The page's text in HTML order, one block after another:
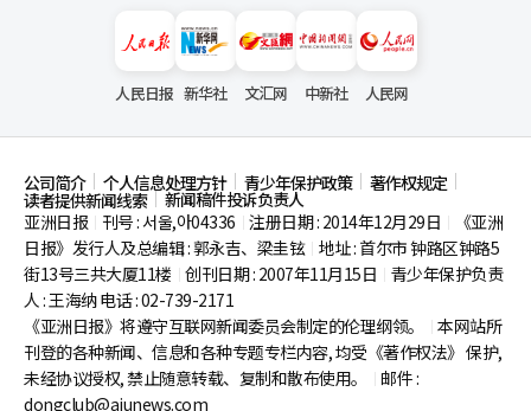
人民日报 新华社 文汇网 中新社 人民网
公司简介 个人信息处理方针 青少年保护政策 著作权规定
读者提供新闻线索
新闻稿件投诉负责人
亚洲日报
刊号 : 서울,아04336 注册日期 : 2014年12月29日
《亚洲
日报》发行人及总编辑 : 郭永吉、梁圭铉 地址 : 首尔市钟路区钟路5
街13号三共大厦11楼 创刊日期 : 2007年11月15日
青少年保护负责
人 : 王海纳 电话 : 02-739-2171
《亚洲日报》将遵守互联网新闻委员会制定的伦理纲领。
本网站所
刊登的各种新闻、信息和各种专题专栏内容, 均受《著作权法》 保护,
未经协议授权, 禁止随意转载、复制和散布使用。
邮件 :
dongclub@ajunews.com